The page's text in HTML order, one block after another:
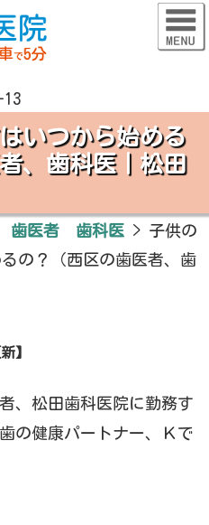
いつから始める
、歯科医｜松田
歯医者 歯科医 > 子供の
の？（西区の歯医者、歯
】
、松田歯科医院に勤務す
の健康パートナー、Ｋで